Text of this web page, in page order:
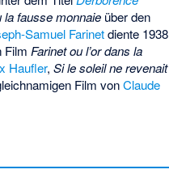
la fausse monnaie über den
Samuel Farinetdiente 1938
Film Farinet ou l’or dans la
Haufler,Si le soleil ne revenait
Film vonClaude